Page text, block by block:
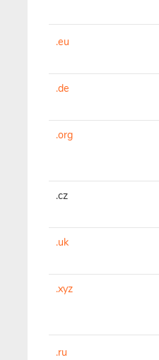
.eu
.de
.org
.cz
.uk
.xyz
.ru